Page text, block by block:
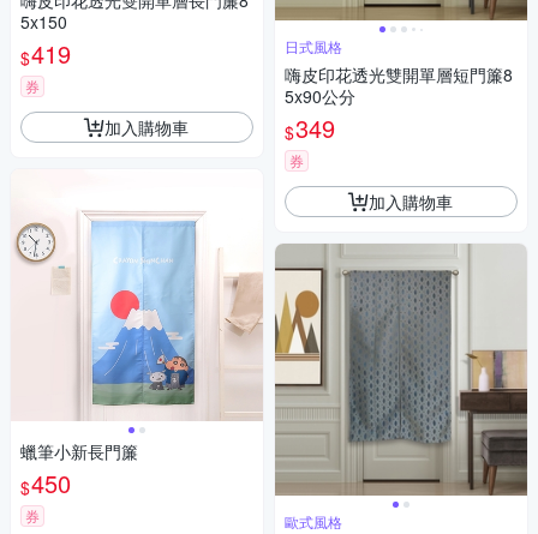
5x150
$419
券
加入購物車
蠟筆小新長門簾
$450
券
日式風格
嗨皮印花透光雙開單層短門簾8
5x90公分
$349
券
加入購物車
歐式風格